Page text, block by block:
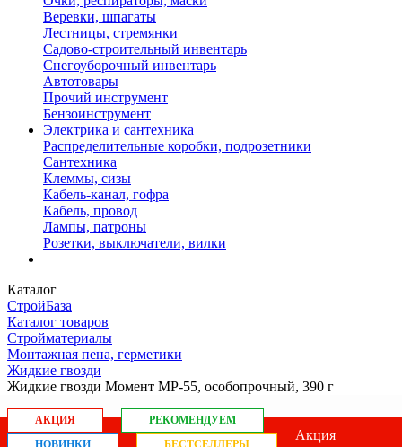
Веревки, шпагаты
Лестницы, стремянки
Садово-строительный инвентарь
Снегоуборочный инвентарь
Автотовары
Прочий инструмент
Бензоинструмент
Электрика и сантехника
Распределительные коробки, подрозетники
Сантехника
Клеммы, сизы
Кабель-канал, гофра
Кабель, провод
Лампы, патроны
Розетки, выключатели, вилки
Каталог
СтройБаза
Каталог товаров
Стройматериалы
Монтажная пена, герметики
Жидкие гвозди
Жидкие гвозди Момент МР-55, особопрочный, 390 г
АКЦИЯ
РЕКОМЕНДУЕМ
НОВИНКИ
БЕСТСЕЛЛЕРЫ
Акция